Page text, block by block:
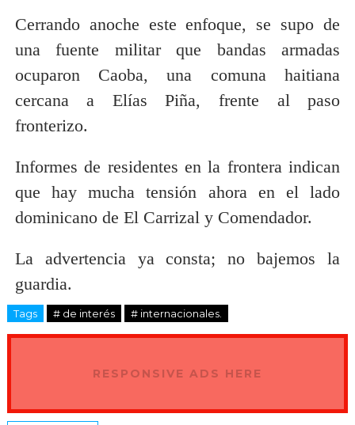
Cerrando anoche este enfoque, se supo de
una fuente militar que bandas armadas
ocuparon Caoba, una comuna haitiana
cercana a Elías Piña, frente al paso
fronterizo.
Informes de residentes en la frontera indican
que hay mucha tensión ahora en el lado
dominicano de El Carrizal y Comendador.
La advertencia ya consta; no bajemos la
guardia.
Tags # de interés # internacionales.
RESPONSIVE ADS HERE